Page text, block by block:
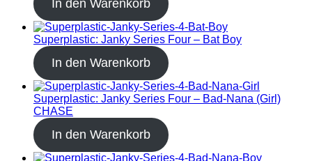
In den Warenkorb
Superplastic: Janky Series Four – Bat Boy
In den Warenkorb
Superplastic: Janky Series Four – Bad-Nana (Girl)
CHASE
In den Warenkorb